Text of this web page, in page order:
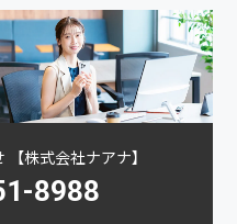
株式会社ナアナ】
8988